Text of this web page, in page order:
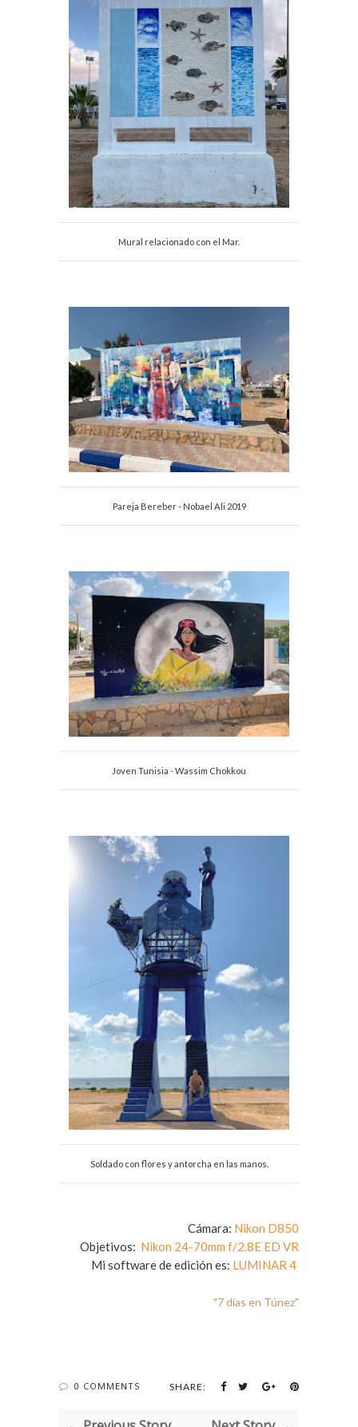
Mural relacionado con el Mar.
Pareja Bereber - Nobael Ali 2019
Joven Tunisia - Wassim Chokkou
Soldado con flores y antorcha en las manos.
Cámara: Nikon D850
Objetivos: Nikon 24-70mm f/2.8E ED VR
Mi software de edición es: LUMINAR 4
"7 días en Túnez"
0 COMMENTS SHARE: